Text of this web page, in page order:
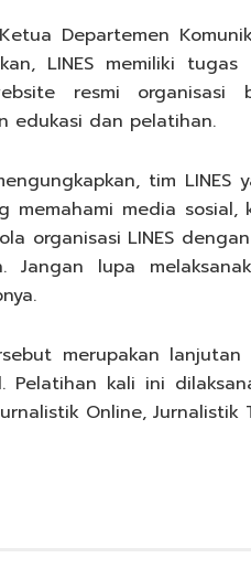
Departemen
LINES memiliki
resmi organisasi
edukasi dan pelatihan.
tim
memahami media
organisasi LINES
Jangan lupa
merupakan
Pelatihan kali ini
Online, Jurnalistik